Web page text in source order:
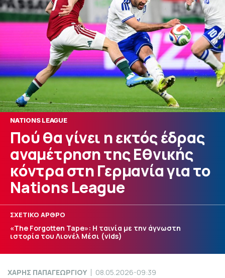
NATIONS LEAGUE
Πού θα γίνει η εκτός έδρας
αναμέτρηση της Εθνικής
κόντρα στη Γερμανία για το
Nations League
ΣΧΕΤΙΚΟ ΑΡΘΡΟ
«The Forgotten Tape»: Η ταινία με την άγνωστη
ιστορία του Λιονέλ Μέσι (vids)
ΧΑΡΗΣ ΠΑΠΑΓΕΩΡΓΙΟΥ 08.05.2026-09:39